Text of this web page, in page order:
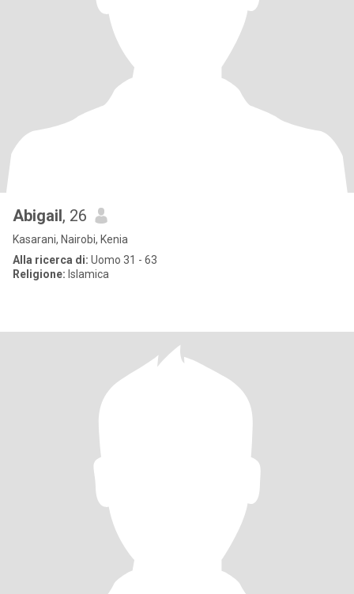
Abigail, 26
Kasarani, Nairobi, Kenia
Alla ricerca di: Uomo 31 - 63
Religione: Islamica